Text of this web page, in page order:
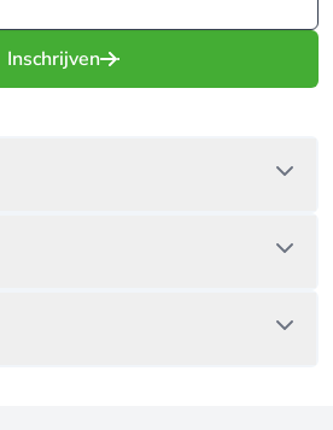
Inschrijven